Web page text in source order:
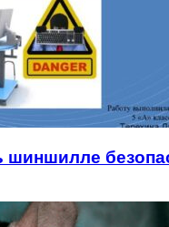
шиншилле